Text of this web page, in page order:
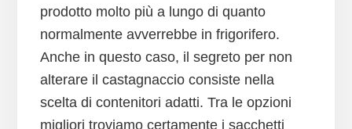
prodotto molto più a lungo di quanto
normalmente avverrebbe in frigorifero.
Anche in questo caso, il segreto per non
alterare il castagnaccio consiste nella
scelta di contenitori adatti. Tra le opzioni
migliori troviamo certamente i sacchetti